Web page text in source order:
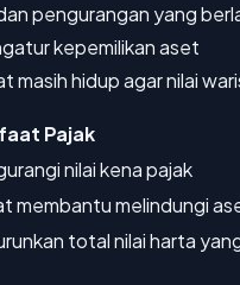
pengurangan yang
kepemilikan aset
masih hidup agar nilai
Pajak
nilai kena pajak
membantu melindungi
total nilai harta